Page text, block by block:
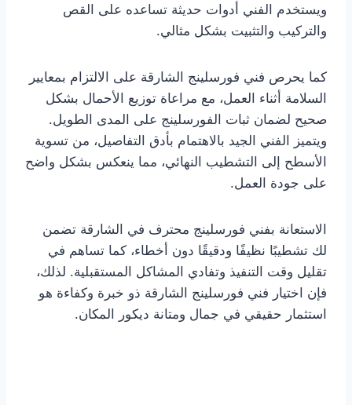
ويستخدم الفني أدوات حديثة تساعده على القص
والتركيب والتثبيت بشكل مثالي.
كما يحرص فني فورسلينج الشارقة على الالتزام بمعايير
السلامة أثناء العمل، مع مراعاة توزيع الأحمال بشكل
صحيح لضمان ثبات الفورسلينج على المدى الطويل.
ويتميز الفني الجيد بالاهتمام بأدق التفاصيل، من تسوية
الأسطح إلى التشطيب النهائي، مما ينعكس بشكل واضح
على جودة العمل.
الاستعانة بفني فورسلينج محترف في الشارقة تضمن
لك تشطيبًا نظيفًا ودقيقًا دون أخطاء، كما تساهم في
تقليل وقت التنفيذ وتفادي المشاكل المستقبلية. لذلك،
فإن اختيار فني فورسلينج الشارقة ذو خبرة وكفاءة هو
استثمار حقيقي في جمال ومتانة ديكور المكان.